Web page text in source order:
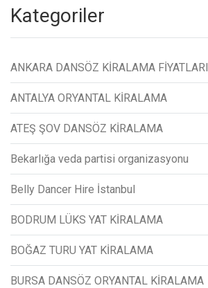
Kategoriler
ANKARA DANSÖZ KİRALAMA FİYATLARI
ANTALYA ORYANTAL KİRALAMA
ATEŞ ŞOV DANSÖZ KİRALAMA
Bekarlığa veda partisi organizasyonu
Belly Dancer Hire İstanbul
BODRUM LÜKS YAT KİRALAMA
BOĞAZ TURU YAT KİRALAMA
BURSA DANSÖZ ORYANTAL KİRALAMA